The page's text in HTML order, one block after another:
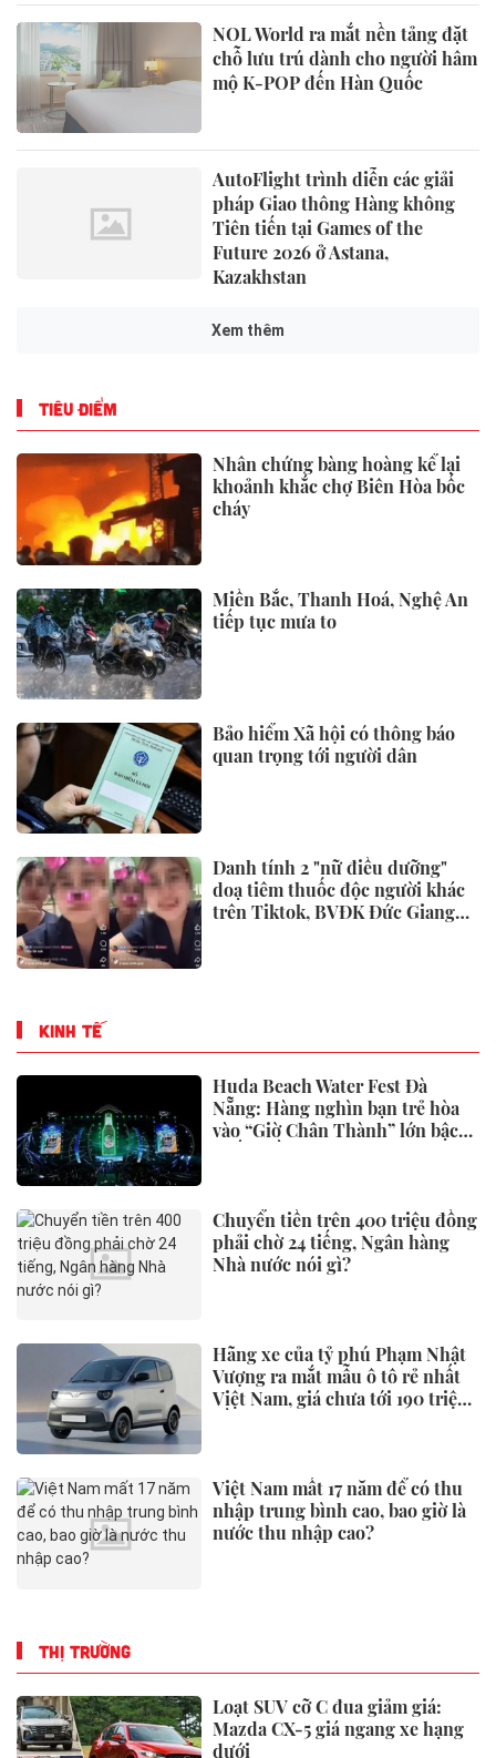
NOL World ra mắt nền tảng đặt
chỗ lưu trú dành cho người hâm
mộ K-POP đến Hàn Quốc
AutoFlight trình diễn các giải
pháp Giao thông Hàng không
Tiên tiến tại Games of the
Future 2026 ở Astana,
Kazakhstan
Xem thêm
TIÊU ĐIỂM
Nhân chứng bàng hoàng kể lại
khoảnh khắc chợ Biên Hòa bốc
cháy
Miền Bắc, Thanh Hoá, Nghệ An
tiếp tục mưa to
Bảo hiểm Xã hội có thông báo
quan trọng tới người dân
Danh tính 2 "nữ điều dưỡng"
doạ tiêm thuốc độc người khác
trên Tiktok, BVĐK Đức Giang
KINH TẾ
Huda Beach Water Fest Đà
Nẵng: Hàng nghìn bạn trẻ hòa
vào “Giờ Chân Thành” lớn bậc
Chuyển tiền trên 400 triệu đồng
phải chờ 24 tiếng, Ngân hàng
Nhà nước nói gì?
Hãng xe của tỷ phú Phạm Nhật
Vượng ra mắt mẫu ô tô rẻ nhất
Việt Nam, giá chưa tới 190 triệu
Việt Nam mất 17 năm để có thu
nhập trung bình cao, bao giờ là
nước thu nhập cao?
THỊ TRƯỜNG
Loạt SUV cỡ C đua giảm giá:
Mazda CX-5 giá ngang xe hạng
dưới